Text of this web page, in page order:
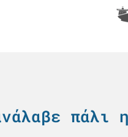
πάλι